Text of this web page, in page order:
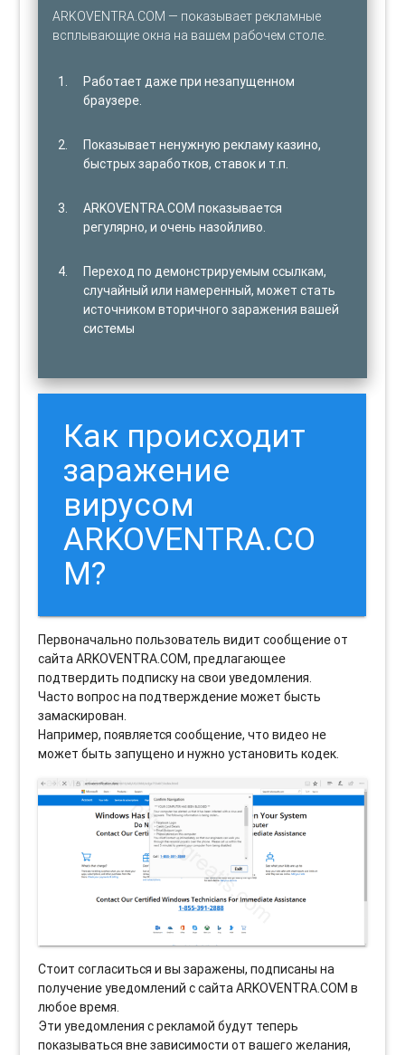
ARKOVENTRA.COM — показывает рекламные
всплывающие окна на вашем рабочем столе.
Работает даже при незапущенном
браузере.
Показывает ненужную рекламу казино,
быстрых заработков, ставок и т.п.
ARKOVENTRA.COM показывается
регулярно, и очень назойливо.
Переход по демонстрируемым ссылкам,
случайный или намеренный, может стать
источником вторичного заражения вашей
системы
Как происходит
заражение
вирусом
ARKOVENTRA.CO
M?
Первоначально пользователь видит сообщение от
сайта ARKOVENTRA.COM, предлагающее
подтвердить подписку на свои уведомления.
Часто вопрос на подтверждение может бысть
замаскирован.
Например, появляется сообщение, что видео не
может быть запущено и нужно установить кодек.
Стоит согласиться и вы заражены, подписаны на
получение уведомлений с сайта ARKOVENTRA.COM в
любое время.
Эти уведомления с рекламой будут теперь
показываться вне зависимости от вашего желания,